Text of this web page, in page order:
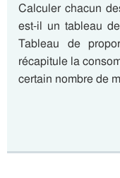
Calculer chacun
est-il un tableau
Tableau de
récapitule la
certain nombre de